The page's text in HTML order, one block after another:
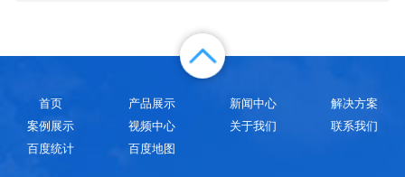
表面的太阳能总量约是世界主要能源探明储量的1万
倍。太阳的寿命至少为40亿年，与人类历史相比，
首页 产品展示 新闻中心
解决方案
案例展示
视频中心 关于我们
联系我们
百度统计
百度地图